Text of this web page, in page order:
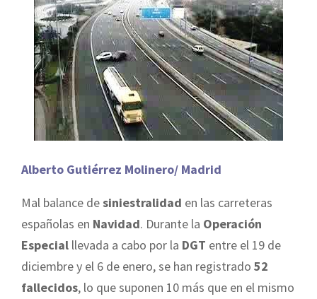
Alberto Gutiérrez Molinero/ Madrid
Mal balance desiniestralidad en las carreteras
españolas en Navidad. Durante la Operación
Especial llevada a cabo por la DGT entre el 19 de
diciembre y el 6 de enero, se han registrado 52
fallecidos, lo que suponen 10 más que en el mismo